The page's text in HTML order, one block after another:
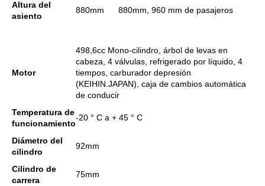
Altura del
asiento
880mm 880mm, 960 mm de pasajeros
Motor
498,6cc Mono-cilindro, árbol de levas en
cabeza, 4 válvulas, refrigerado por líquido, 4
tiempos, carburador depresión
(KEIHIN.JAPAN), caja de cambios automática
de conducir
Temperatura de
funcionamiento
-20 ° C a + 45 ° C
Diámetro del
cilindro
92mm
Cilindro de
carrera
75mm